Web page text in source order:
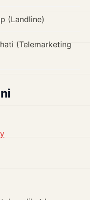
(Landline)
(Telemarketing